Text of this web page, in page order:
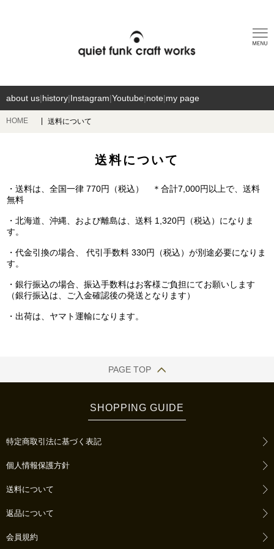
about us|history|Instagram|Youtube|note|my page
HOME 送料について
送料について
・送料は、全国一律 770円（税込） ＊合計7,000円以上で、送料
無料
・北海道、沖縄、および離島は、送料 1,320円（税込）になりま
す。
・代金引換の場合、 代引手数料 330円（税込）が別途必要になりま
す。
・銀行振込の場合、振込手数料はお客様ご負担にてお願いします
（銀行振込は、ご入金確認後の発送となります）
・出荷は、ヤマト運輸になります。
PAGE TOP
SHOPPING GUIDE
特定商取引法に基づく表記
個人情報保護方針
送料について
返品について
会員規約